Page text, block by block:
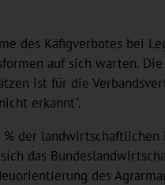
des Käfigverbotes bei
auf sich warten.
ist für die
erkannt".
der landwirtschaftlichen
das
des